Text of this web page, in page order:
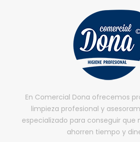
En Comercial Dona ofrecemos
limpieza profesional y
especializado para conseguir que
ahorren tiempo y